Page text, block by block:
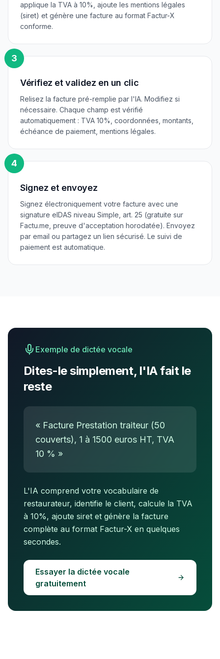
applique la TVA à 10%, ajoute les mentions légales
(siret) et génère une facture au format Factur-X
conforme.
3
Vérifiez et validez en un clic
Relisez la facture pré-remplie par l'IA. Modifiez si
nécessaire. Chaque champ est vérifié
automatiquement : TVA 10%, coordonnées, montants,
échéance de paiement, mentions légales.
4
Signez et envoyez
Signez électroniquement votre facture avec une
signature eIDAS niveau Simple, art. 25 (gratuite sur
Factu.me, preuve d'acceptation horodatée). Envoyez
par email ou partagez un lien sécurisé. Le suivi de
paiement est automatique.
Exemple de dictée vocale
Dites-le simplement, l'IA fait le
reste
« Facture Prestation traiteur (50
couverts), 1 à 1500 euros HT, TVA
10 % »
L'IA comprend votre vocabulaire de
restaurateur, identifie le client, calcule la TVA
à 10%, ajoute siret et génère la facture
complète au format Factur-X en quelques
secondes.
Essayer la dictée vocale
gratuitement